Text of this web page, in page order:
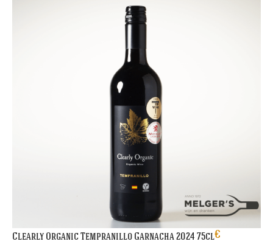
Clearly Organic Tempranillo Garnacha 2024 75cl€